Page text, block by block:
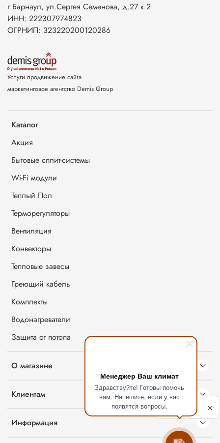
Менеджер Ваш климат
Здравствуйте! Готовы помочь
вам. Напишите, если у вас
появятся вопросы.
Каталог
Акция
Бытовые сплит-системы
Wi-Fi модули
Теплый Пол
Терморегуляторы
Вентиляция
Конвекторы
Тепловые завесы
Греющий кабель
Комплекты
Водонагреватели
Защита от потопа
О магазине
Клиентам
Информация
г.Барнаул, ул.Сергея Семенова, д.27 к.2
ИНН: 222307974823
ОГРНИП: 323220200120286
Услуги продвижение сайта
маркетинговое агентство Demis Group